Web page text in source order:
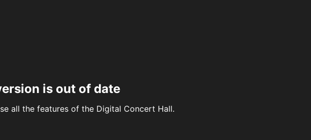
is out of date
all the features of the Digital Concert Hall.